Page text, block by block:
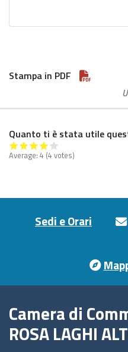
Stampa in PDF
Quanto ti è stata utile
Average: 4 (4 votes)
Sedi e Orari
Camera di
ROSA LAGHI